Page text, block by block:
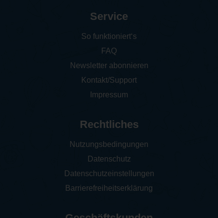
Service
So funktioniert‘s
FAQ
Newsletter abonnieren
Kontakt/Support
Impressum
Rechtliches
Nutzungsbedingungen
Datenschutz
Datenschutzeinstellungen
Barrierefreiheitserklärung